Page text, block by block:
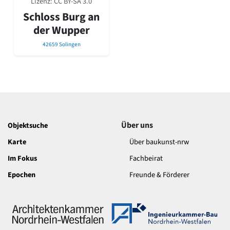
David Chipperfield
Harald Deilmann
Gottfried Böhm
Schneider von Esleben
Peter Behrens
Postmoderne
Moderne
Reformarchitektur
Jugendstil
Barock
Renaissance
Gotik
Schloss Burg an
der Wupper
42659 Solingen
Objektsuche
Karte
Im Fokus
Epochen
Über uns
Über baukunst-nrw
Fachbeirat
Freunde & Förderer